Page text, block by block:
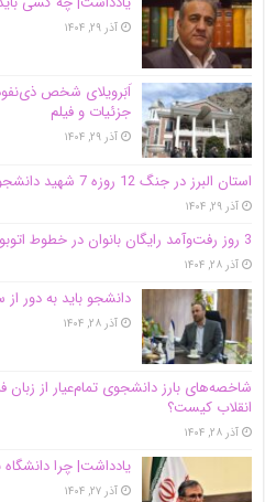
آذر ۲۹, ۱۴۰۴
اَبَر‌ویلای شخص
جزئیات و فیلم
آذر ۲۹, ۱۴۰۴
استان البرز در جنگ 12 روزه 7 شهید دانشجو تقدیم انقلاب کرد
آذر ۲۹, ۱۴۰۴
3 روز رفت‌وآمد رایگان بانوان در خطوط اتوبوسرانی شهری کرج
آذر ۲۸, ۱۴۰۴
دانشجو باید به دور
آذر ۲۸, ۱۴۰۴
شاخصه‌های بارز دانشجوی تمام‌عیار از زبان
انقلاب کیست؟
آذر ۲۸, ۱۴۰۴
یادداشت| چرا دانشگاه
آذر ۲۷, ۱۴۰۴